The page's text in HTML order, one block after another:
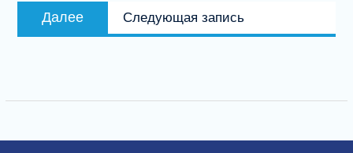
Далее
запись:
Следующая запись